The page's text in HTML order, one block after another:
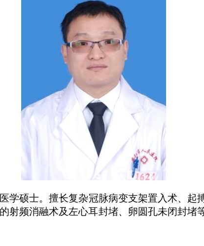
学硕士。擅长复杂冠脉病变支架置入术、起
射频消融术及左心耳封堵、卵圆孔未闭封堵